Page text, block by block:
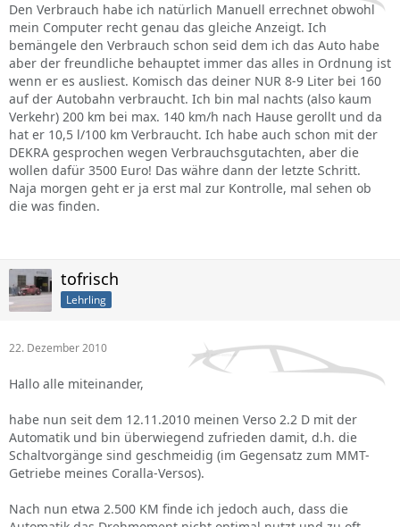
Den Verbrauch habe ich natürlich Manuell errechnet obwohl
mein Computer recht genau das gleiche Anzeigt. Ich
bemängele den Verbrauch schon seid dem ich das Auto habe
aber der freundliche behauptet immer das alles in Ordnung ist
wenn er es ausliest. Komisch das deiner NUR 8-9 Liter bei 160
auf der Autobahn verbraucht. Ich bin mal nachts (also kaum
Verkehr) 200 km bei max. 140 km/h nach Hause gerollt und da
hat er 10,5 l/100 km Verbraucht. Ich habe auch schon mit der
DEKRA gesprochen wegen Verbrauchsgutachten, aber die
wollen dafür 3500 Euro! Das währe dann der letzte Schritt.
Naja morgen geht er ja erst mal zur Kontrolle, mal sehen ob
die was finden.
tofrisch
Lehrling
22. Dezember 2010
Hallo alle miteinander,
habe nun seit dem 12.11.2010 meinen Verso 2.2 D mit der
Automatik und bin überwiegend zufrieden damit, d.h. die
Schaltvorgänge sind geschmeidig (im Gegensatz zum MMT-
Getriebe meines Coralla-Versos).
Nach nun etwa 2.500 KM finde ich jedoch auch, dass die